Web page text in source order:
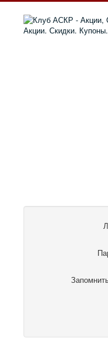
Акции. Скидки.